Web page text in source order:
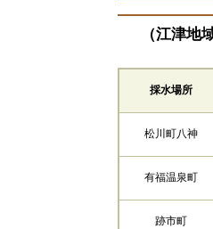
（江津地
採水場所
松川町八神
有福温泉町
跡市町